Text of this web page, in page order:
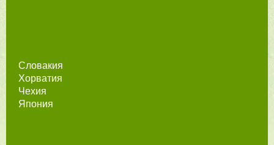
Словакия
Хорватия
Чехия
Япония